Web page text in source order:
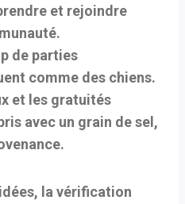
et rejoindre
de parties
comme des chiens.
et les gratuités
avec un grain de sel,
la vérification